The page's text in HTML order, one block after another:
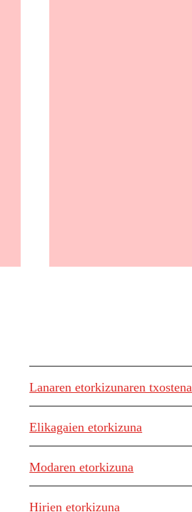
Lanaren etorkizunaren txostena
Elikagaien etorkizuna
Modaren etorkizuna
Hirien etorkizuna